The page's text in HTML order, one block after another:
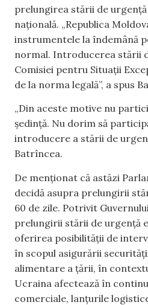
prelungirea stării de
națională. „Republica
instrumentele la îndemână
normal. Introducerea stării
Comisiei pentru Situații
de la norma legală”, a spus
„Din aceste motive nu
ședință. Nu dorim să
introducere a stării de
Batrîncea.
De menționat că astăzi
decidă asupra prelungirii
60 de zile. Potrivit
prelungirii stării de urgență
oferirea posibilității de
în scopul asigurării
alimentare a țării, în
Ucraina afectează în
comerciale, lanțurile